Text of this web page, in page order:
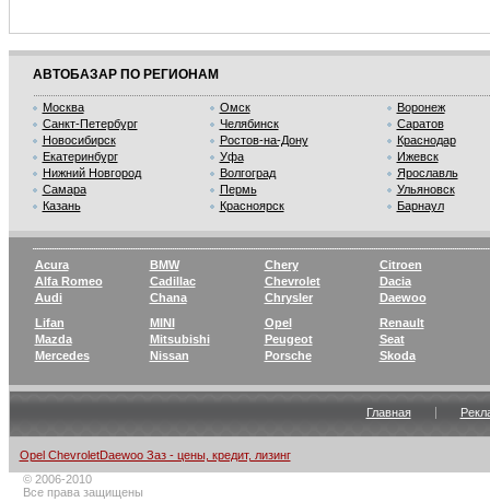
АВТОБАЗАР ПО РЕГИОНАМ
Москва
Санкт-Петербург
Новосибирск
Екатеринбург
Нижний Новгород
Самара
Казань
Омск
Челябинск
Ростов-на-Дону
Уфа
Волгоград
Пермь
Красноярск
Воронеж
Саратов
Краснодар
Ижевск
Ярославль
Ульяновск
Барнаул
Acura
Alfa Romeo
Audi
BMW
Cadillac
Chana
Chery
Chevrolet
Chrysler
Citroen
Dacia
Daewoo
Lifan
Mazda
Mercedes
MINI
Mitsubishi
Nissan
Opel
Peugeot
Porsche
Renault
Seat
Skoda
Главная
Opel ChevroletDaewoo Заз - цены, кредит, лизинг
© 2006-2010
Все права защищены